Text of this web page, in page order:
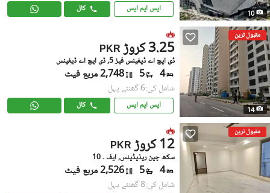
10 ایس ایم ایس کال
مقبول ترین
14
PKR 3.25 کروڑ
ڈی ایچ اے ڈیفینس فیز 5, ڈی ایچ اے ڈیفینس
4
5 2,748 مربع فیٹ
شامل کی:6 گھنٹے پہل
ایس ایم ایس کال
مقبول ترین
PKR 12 کروڑ
سکھ چین ریذیڈینس, ایف ۔ 10
4
5 2,526 مربع فیٹ
شامل کی:8 گھنٹے پہل